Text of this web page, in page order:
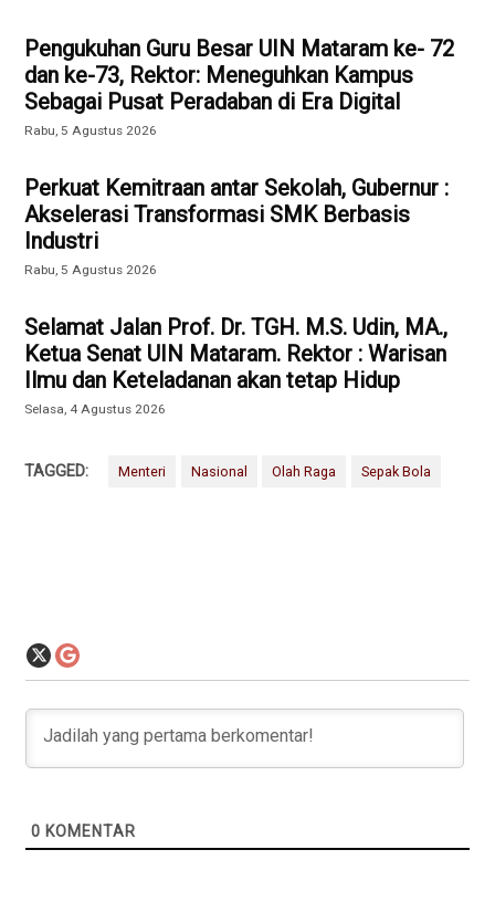
Pengukuhan Guru Besar UIN Mataram ke- 72
dan ke-73, Rektor: Meneguhkan Kampus
Sebagai Pusat Peradaban di Era Digital
Rabu, 5 Agustus 2026
Perkuat Kemitraan antar Sekolah, Gubernur :
Akselerasi Transformasi SMK Berbasis
Industri
Rabu, 5 Agustus 2026
Selamat Jalan Prof. Dr. TGH. M.S. Udin, MA.,
Ketua Senat UIN Mataram. Rektor : Warisan
Ilmu dan Keteladanan akan tetap Hidup
Selasa, 4 Agustus 2026
TAGGED: Menteri Nasional Olah Raga Sepak Bola
0 KOMENTAR